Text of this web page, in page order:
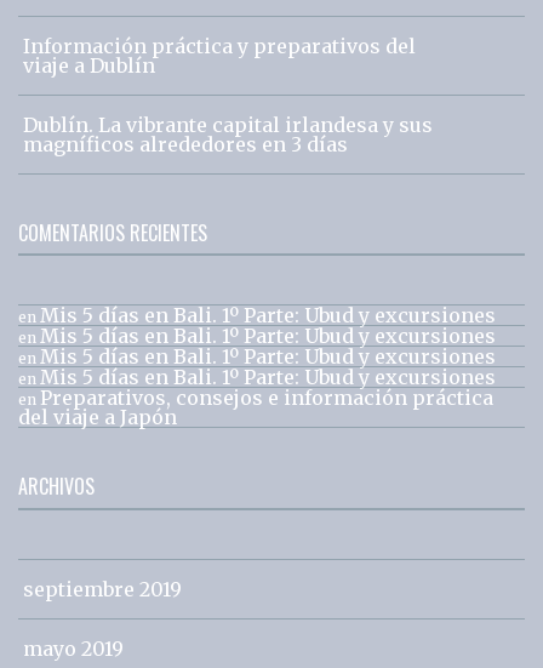
Información práctica y preparativos del
viaje a Dublín
Dublín. La vibrante capital irlandesa y sus
magníficos alrededores en 3 días
COMENTARIOS RECIENTES
en Mis 5 días en Bali. 1º Parte: Ubud y excursiones
en Mis 5 días en Bali. 1º Parte: Ubud y excursiones
en Mis 5 días en Bali. 1º Parte: Ubud y excursiones
en Mis 5 días en Bali. 1º Parte: Ubud y excursiones
en Preparativos, consejos e información práctica
del viaje a Japón
ARCHIVOS
septiembre 2019
mayo 2019